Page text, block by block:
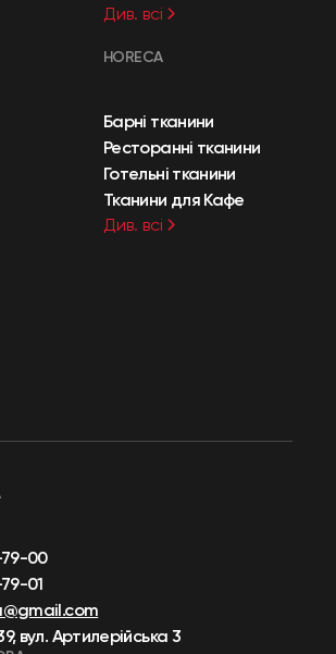
Див. всі
HORECA
Барні тканини
Ресторанні тканини
Готельні тканини
Тканини для Кафе
Див. всі
79-00
01
вул. Артилерійська 3